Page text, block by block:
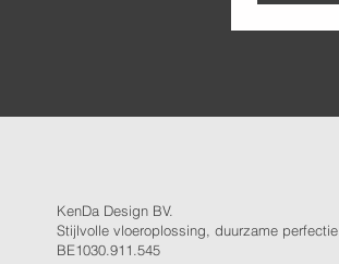
KenDa Design BV.
Stijlvolle vloeroplossing, duurzame perfectie
BE1030.911.545